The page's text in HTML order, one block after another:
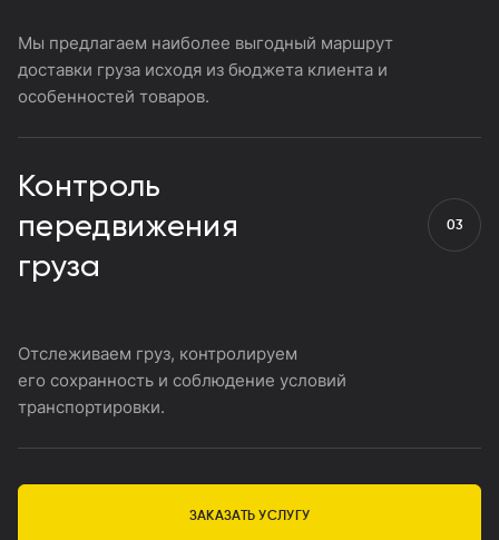
Мы предлагаем наиболее выгодный маршрут
доставки груза исходя из бюджета клиента и
особенностей товаров.
Контроль
передвижения
груза
Отслеживаем груз, контролируем
его сохранность и соблюдение условий
транспортировки.
ЗАКАЗАТЬ УСЛУГУ